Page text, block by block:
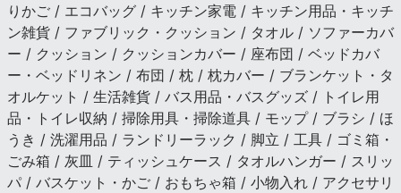
りかご / エコバッグ / キッチン家電 / キッチン用品・キッチ
ン雑貨 / ファブリック・クッション / タオル / ソファーカバ
ー / クッション / クッションカバー / 座布団 / ベッドカバ
ー・ベッドリネン / 布団 / 枕 / 枕カバー / ブランケット・タ
オルケット / 生活雑貨 / バス用品・バスグッズ / トイレ用
品・トイレ収納 / 掃除用具・掃除道具 / モップ / ブラシ / ほ
うき / 洗濯用品 / ランドリーラック / 脚立 / 工具 / ゴミ箱・
ごみ箱 / 灰皿 / ティッシュケース / タオルハンガー / スリッ
パ / バスケット・かご / おもちゃ箱 / 小物入れ / アクセサリ